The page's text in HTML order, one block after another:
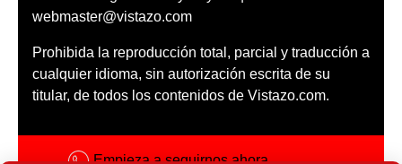
webmaster@vistazo.com
Prohibida la reproducción total, parcial y traducción a
cualquier idioma, sin autorización escrita de su
titular, de todos los contenidos de Vistazo.com.
Empieza a seguirnos ahora